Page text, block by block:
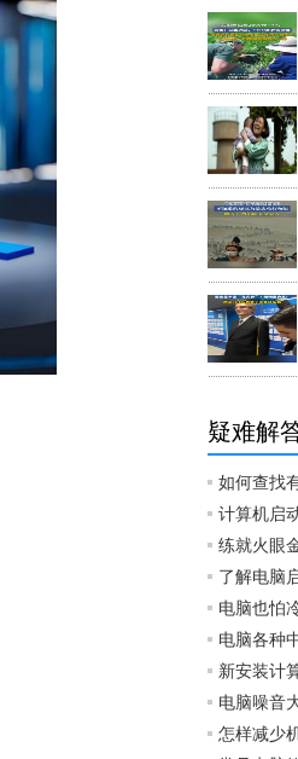
疑难解
如何查找
计算机启
练就火眼
了解电脑
电脑也怕
电脑各种
新安装计
电脑噪音
怎样减少